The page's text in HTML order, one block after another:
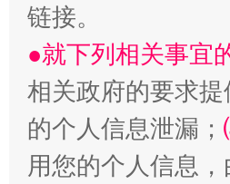
“刷贴”乱象丛生
链接。
●就下列相关事宜
相关政府的要求
的个人信息泄漏；
用您的个人信息